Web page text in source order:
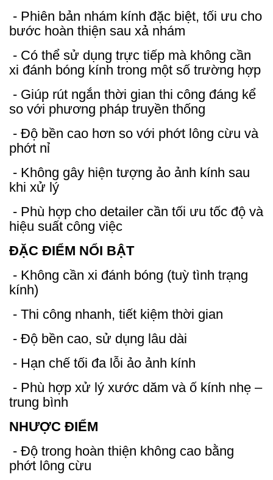
- Phiên bản nhám kính đặc biệt, tối ưu cho
bước hoàn thiện sau xả nhám
- Có thể sử dụng trực tiếp mà không cần
xi đánh bóng kính trong một số trường hợp
- Giúp rút ngắn thời gian thi công đáng kể
so với phương pháp truyền thống
- Độ bền cao hơn so với phớt lông cừu và
phớt nỉ
- Không gây hiện tượng ảo ảnh kính sau
khi xử lý
- Phù hợp cho detailer cần tối ưu tốc độ và
hiệu suất công việc
ĐẶC ĐIỂM NỔI BẬT
- Không cần xi đánh bóng (tuỳ tình trạng
kính)
- Thi công nhanh, tiết kiệm thời gian
- Độ bền cao, sử dụng lâu dài
- Hạn chế tối đa lỗi ảo ảnh kính
- Phù hợp xử lý xước dăm và ố kính nhẹ –
trung bình
NHƯỢC ĐIỂM
- Độ trong hoàn thiện không cao bằng
phớt lông cừu